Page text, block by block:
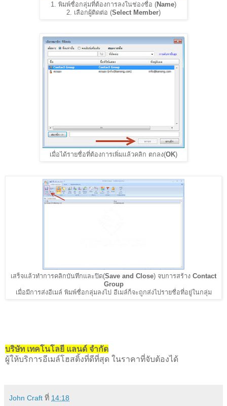
1. พิมพ์ชื่อกลุ่มที่ต้องการลงในช่องชื่อ (Name)
2. เลือกผู้ติดต่อ (Select Member)
เมื่อได้รายชื่อที่ต้องการเพิ่มแล้วคลิก ตกลง(OK)
เสร็จแล้วทำการคลิกบันทึกและปิด(Save and Close) จบการสร้าง Contact
Group
เมื่อมีการส่งอีเมล์ พิมพ์ชื่อกลุ่มลงไป อีเมล์ก็จะถูกส่งไปรายชื่อที่อยู่ในกลุ่ม
บริษัท เทคโนโลยี แลนด์ จำกัด
ผู้ให้บริการอีเมล์โฮสติ้งที่ดีที่สุด ในราคาที่จับต้องได้
John Craft ที่ 14:18